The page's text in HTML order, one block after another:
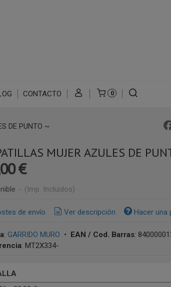
CONTACTO 0
DE PUNTO ~
MUJER AZULES DE
€
- (Imp. Incluidos)
de envío Ver descripción Hacer una
: GARRIDO MURO • EAN / Cod. Barras:
: MT2X334-